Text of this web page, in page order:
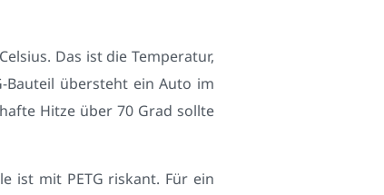
Das ist die Temperatur,
Bauteil übersteht ein Auto im
Hitze über 70 Grad sollte
ist mit PETG riskant. Für ein